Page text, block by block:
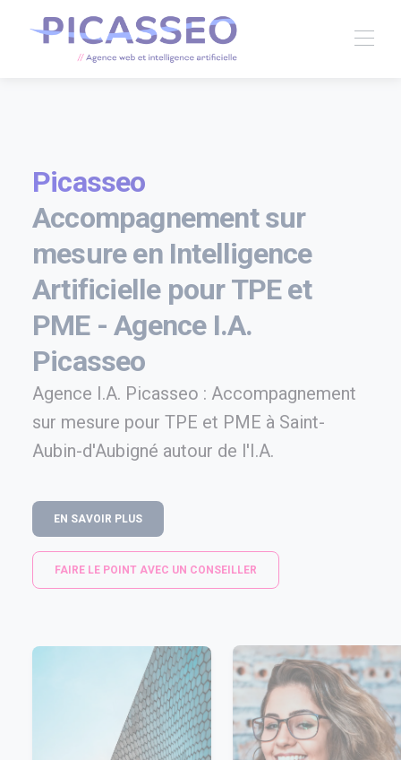
Picasseo
Accompagnement sur
mesure en Intelligence
Artificielle pour TPE et
PME - Agence I.A.
Picasseo
Agence I.A. Picasseo : Accompagnement
sur mesure pour TPE et PME à Saint-
Aubin-d'Aubigné autour de l'I.A.
EN SAVOIR PLUS
FAIRE LE POINT AVEC UN CONSEILLER